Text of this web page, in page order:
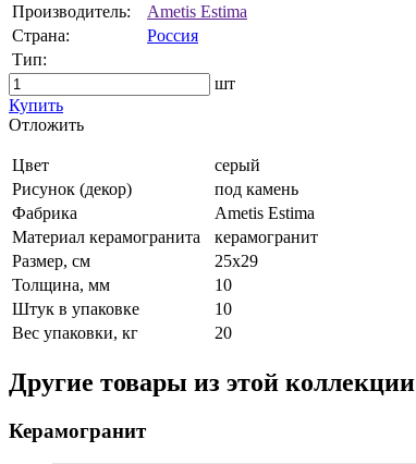
Производитель:
Ametis Estima
Страна:
Россия
Тип:
шт
Купить
Oтложить
Цвет
серый
Рисунок (декор)
под камень
Фабрика
Ametis Estima
Материал керамогранита
керамогранит
Размер, см
25x29
Толщина, мм
10
Штук в упаковке
10
Вес упаковки, кг
20
Другие товары из этой коллекции
Керамогранит